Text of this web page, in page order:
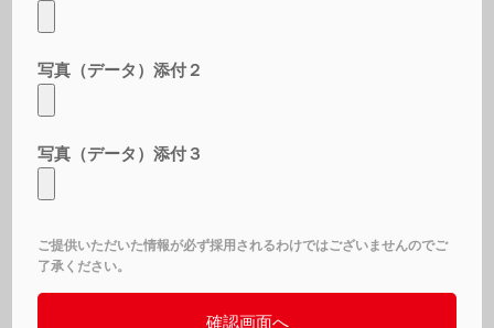
写真（データ）添付２
写真（データ）添付３
ご提供いただいた情報が必ず採用されるわけではございませんのでご
了承ください。